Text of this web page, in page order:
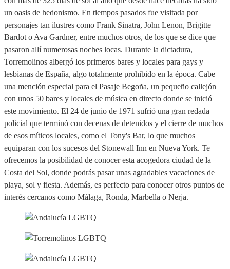
un oasis de hedonismo. En tiempos pasados fue visitada por
personajes tan ilustres como Frank Sinatra, John Lenon, Brigitte
Bardot o Ava Gardner, entre muchos otros, de los que se dice que
pasaron allí numerosas noches locas. Durante la dictadura,
Torremolinos albergó los primeros bares y locales para gays y
lesbianas de España, algo totalmente prohibido en la época. Cabe
una mención especial para el Pasaje Begoña, un pequeño callejón
con unos 50 bares y locales de música en directo donde se inició
este movimiento. El 24 de junio de 1971 sufrió una gran redada
policial que terminó con decenas de detenidos y el cierre de muchos
de esos míticos locales, como el Tony's Bar, lo que muchos
equiparan con los sucesos del Stonewall Inn en Nueva York. Te
ofrecemos la posibilidad de conocer esta acogedora ciudad de la
Costa del Sol, donde podrás pasar unas agradables vacaciones de
playa, sol y fiesta. Además, es perfecto para conocer otros puntos de
interés cercanos como Málaga, Ronda, Marbella o Nerja.